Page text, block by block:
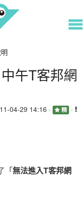
午T客邦網
04-29 14:16 · 精 ·
「無法進入T客邦網